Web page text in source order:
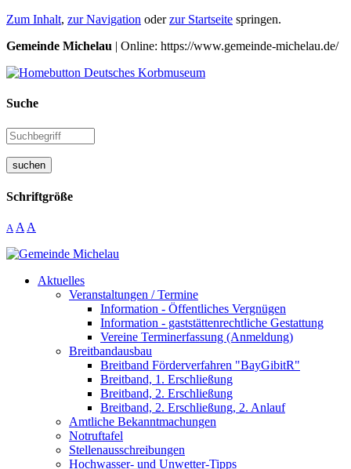
Zum Inhalt, zur Navigation oderzur Startseite springen.
Gemeinde Michelau | Online: https://www.gemeinde-michelau.de/
Suche
suchen
Schriftgröße
A A A
Aktuelles
Veranstaltungen / Termine
Information - Öffentliches Vergnügen
Information - gaststättenrechtliche Gestattung
Vereine Terminerfassung (Anmeldung)
Breitbandausbau
Breitband Förderverfahren "BayGibitR"
Breitband, 1. Erschließung
Breitband, 2. Erschließung
Breitband, 2. Erschließung, 2. Anlauf
Amtliche Bekanntmachungen
Notruftafel
Stellenausschreibungen
Hochwasser- und Unwetter-Tipps